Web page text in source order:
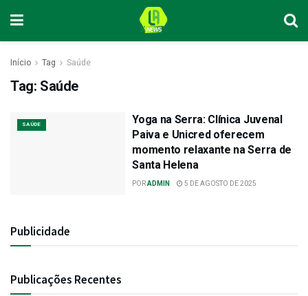
Início Tag Saúde
Tag: Saúde
SAÚDE
Yoga na Serra: Clínica Juvenal
Paiva e Unicred oferecem
momento relaxante na Serra de
Santa Helena
PORADMIN 5 DE AGOSTO DE 2025
Publicidade
Publicações Recentes